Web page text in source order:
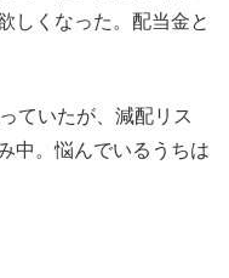
しくなった。配当金と
ていたが、減配リス
中。悩んでいるうちは